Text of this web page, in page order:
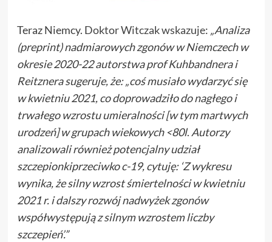
Teraz Niemcy. Doktor Witczak wskazuje: „Analiza
(preprint) nadmiarowych zgonów w Niemczech w
okresie 2020-22 autorstwa prof Kuhbandnera i
Reitznera sugeruje, że: „coś musiało wydarzyć się
w kwietniu 2021, co doprowadziło do nagłego i
trwałego wzrostu umieralności [w tym martwych
urodzeń] w grupach wiekowych <80l.Autorzy
analizowali również potencjalny udział
szczepionkiprzeciwko c-19, cytuję: ‘Z wykresu
wynika, że silny wzrost śmiertelności w kwietniu
2021 r. i dalszy rozwój nadwyżek zgonów
współwystępują z silnym wzrostem liczby
szczepień’.”